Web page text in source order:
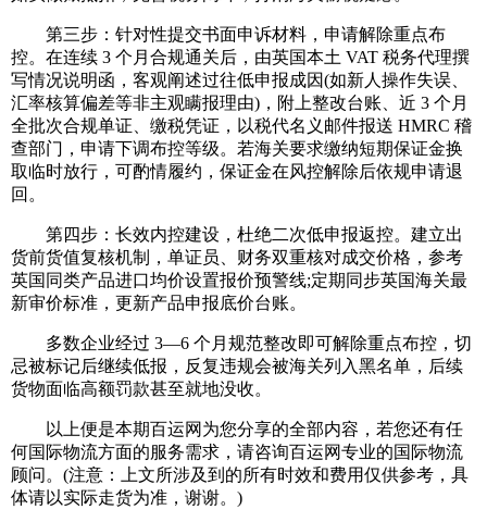
第三步：针对性提交书面申诉材料，申请解除重点布
控。在连续 3 个月合规通关后，由英国本土 VAT 税务代理撰
写情况说明函，客观阐述过往低申报成因(如新人操作失误、
汇率核算偏差等非主观瞒报理由)，附上整改台账、近 3 个月
全批次合规单证、缴税凭证，以税代名义邮件报送 HMRC 稽
查部门，申请下调布控等级。若海关要求缴纳短期保证金换
取临时放行，可酌情履约，保证金在风控解除后依规申请退
回。
第四步：长效内控建设，杜绝二次低申报返控。建立出
货前货值复核机制，单证员、财务双重核对成交价格，参考
英国同类产品进口均价设置报价预警线;定期同步英国海关最
新审价标准，更新产品申报底价台账。
多数企业经过 3—6 个月规范整改即可解除重点布控，切
忌被标记后继续低报，反复违规会被海关列入黑名单，后续
货物面临高额罚款甚至就地没收。
以上便是本期百运网为您分享的全部内容，若您还有任
何国际物流方面的服务需求，请咨询百运网专业的国际物流
顾问。(注意：上文所涉及到的所有时效和费用仅供参考，具
体请以实际走货为准，谢谢。)